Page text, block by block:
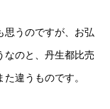
思うのですが、お弘
なのと、丹生都比売
違うものです。